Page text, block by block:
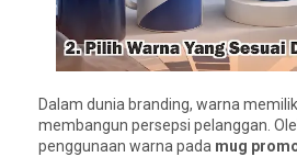
Dalam dunia branding, warna
membangun persepsi pelanggan.
penggunaan warna pada mug